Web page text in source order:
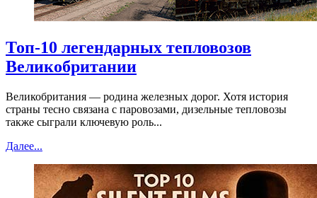
Топ-10 легендарных тепловозов
Великобритании
Великобритания — родина железных дорог. Хотя история
страны тесно связана с паровозами, дизельные тепловозы
также сыграли ключевую роль...
Далее...